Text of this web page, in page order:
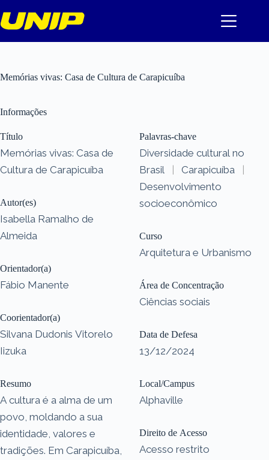
para
o
Memórias vivas: Casa de Cultura de Carapicuíba
Informações
Título
Memórias vivas: Casa de
Cultura de Carapicuíba
Autor(es)
Isabella Ramalho de
Almeida
Orientador(a)
Fábio Manente
Coorientador(a)
Silvana Dudonis Vitorelo
Iizuka
Resumo
A cultura é a alma de um
povo, moldando a sua
identidade, valores e
tradições. Em Carapicuíba,
Palavras-chave
Diversidade cultural no
Brasil
| Carapicuíba
|
Desenvolvimento
socioeconômico
Curso
Arquitetura e Urbanismo
Área de Concentração
Ciências sociais
Data de Defesa
13/12/2024
Local/Campus
Alphaville
Direito de Acesso
Acesso restrito